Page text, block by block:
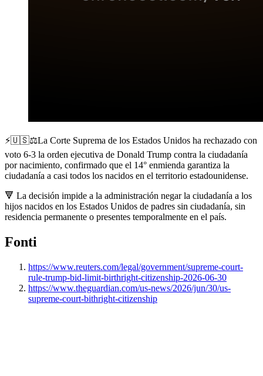
⚡️🇺🇸⚖️La Corte Suprema de los Estados Unidos ha rechazado con
voto 6-3 la orden ejecutiva de Donald Trump contra la ciudadanía
por nacimiento, confirmado que el 14° enmienda garantiza la
ciudadanía a casi todos los nacidos en el territorio estadounidense.
🔻 La decisión impide a la administración negar la ciudadanía a los
hijos nacidos en los Estados Unidos de padres sin ciudadanía, sin
residencia permanente o presentes temporalmente en el país.
Fonti
https://www.reuters.com/legal/government/supreme-court-
rule-trump-bid-limit-birthright-citizenship-2026-06-30
https://www.theguardian.com/us-news/2026/jun/30/us-
supreme-court-bithright-citizenship